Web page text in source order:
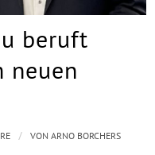
beruft
neuen
/ VONARNO BORCHERS